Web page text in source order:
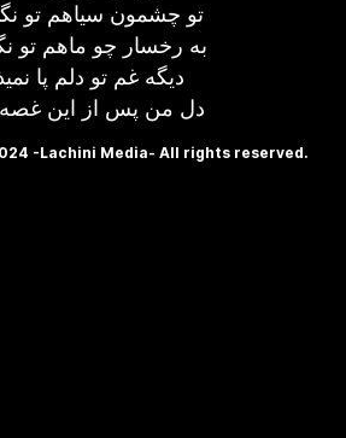
تو چشمون سیاهم تو
به رخسار چو ماهم تو
دیگه غم تو دلم پا
دل من پس از این غصه
-Lachini Media- All rights reserved.